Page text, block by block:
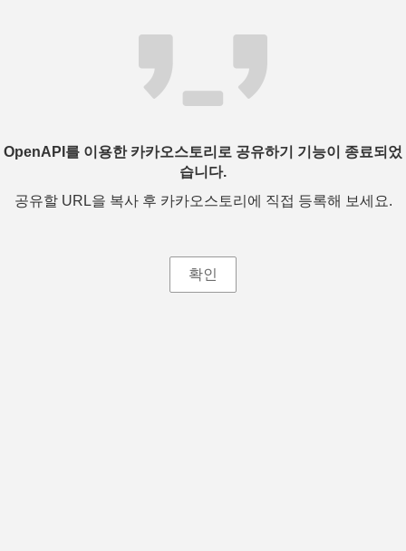
OpenAPI를 이용한 카카오스토리로 공유하기 기능이 종료되었
습니다.
공유할 URL을 복사 후 카카오스토리에 직접 등록해 보세요.
확인